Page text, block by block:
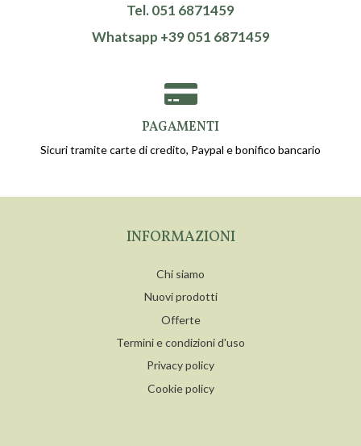
Tel. 051 6871459
Whatsapp +39 051 6871459
PAGAMENTI
Sicuri tramite carte di credito, Paypal e bonifico bancario
INFORMAZIONI
Chi siamo
Nuovi prodotti
Offerte
Termini e condizioni d'uso
Privacy policy
Cookie policy